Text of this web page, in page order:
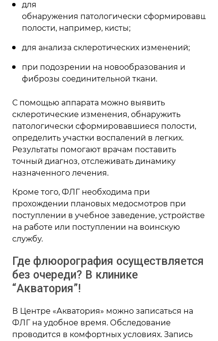
для
обнаружения патологически
полости, например, кисты;
для анализа склеротических изменений;
при подозрении на новообразования и
фиброзы соединительной ткани.
С помощью аппарата можно выявить
склеротические изменения, обнаружить
патологически сформировавшиеся полости,
определить участки воспалений в легких.
Результаты помогают врачам поставить
точный диагноз, отслеживать динамику
назначенного лечения.
Кроме того, ФЛГ необходима при
прохождении плановых медосмотров при
поступлении в учебное заведение, устройстве
на работе или поступлении на воинскую
службу.
Где флюорография осуществляется
без очереди? В клинике
“Акватория”!
В Центре «Акватория» можно записаться на
ФЛГ на удобное время. Обследование
проводится в комфортных условиях. Запись